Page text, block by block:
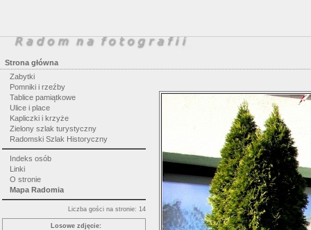
Strona główna
Zabytki
Pomniki i rzeźby
Tablice pamiątkowe
Ulice i place
Kapliczki i krzyże
Zielony szlak turystyczny
Radomski Szlak Historyczny
Indeks osób
Linki
O stronie
Mapa Radomia
Liczba gości na stronie: 14
Losowe zdjęcie: